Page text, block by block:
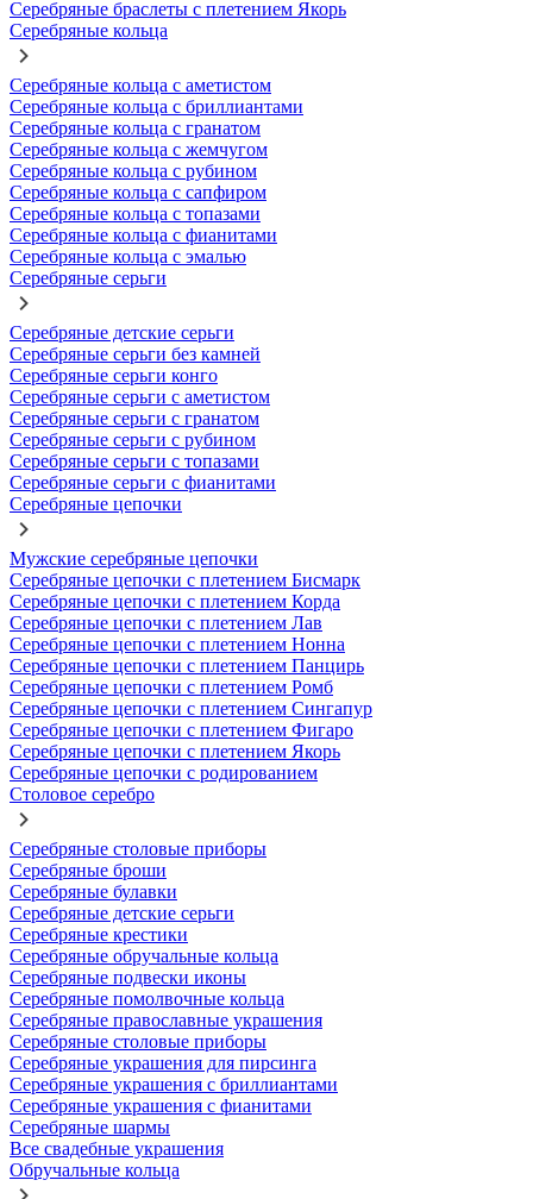
Серебряные браслеты с плетением Якорь
Серебряные кольца
Серебряные кольца с аметистом
Серебряные кольца с бриллиантами
Серебряные кольца с гранатом
Серебряные кольца с жемчугом
Серебряные кольца с рубином
Серебряные кольца с сапфиром
Серебряные кольца с топазами
Серебряные кольца с фианитами
Серебряные кольца с эмалью
Серебряные серьги
Серебряные детские серьги
Серебряные серьги без камней
Серебряные серьги конго
Серебряные серьги с аметистом
Серебряные серьги с гранатом
Серебряные серьги с рубином
Серебряные серьги с топазами
Серебряные серьги с фианитами
Серебряные цепочки
Мужские серебряные цепочки
Серебряные цепочки с плетением Бисмарк
Серебряные цепочки с плетением Корда
Серебряные цепочки с плетением Лав
Серебряные цепочки с плетением Нонна
Серебряные цепочки с плетением Панцирь
Серебряные цепочки с плетением Ромб
Серебряные цепочки с плетением Сингапур
Серебряные цепочки с плетением Фигаро
Серебряные цепочки с плетением Якорь
Серебряные цепочки с родированием
Столовое серебро
Серебряные столовые приборы
Серебряные броши
Серебряные булавки
Серебряные детские серьги
Серебряные крестики
Серебряные обручальные кольца
Серебряные подвески иконы
Серебряные помолвочные кольца
Серебряные православные украшения
Серебряные столовые приборы
Серебряные украшения для пирсинга
Серебряные украшения с бриллиантами
Серебряные украшения с фианитами
Серебряные шармы
Все свадебные украшения
Обручальные кольца